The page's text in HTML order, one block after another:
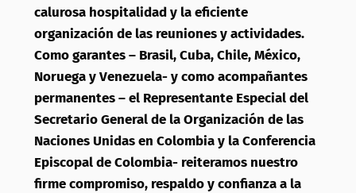
calurosa hospitalidad y la eficiente
organización de las reuniones y actividades.
Como garantes – Brasil, Cuba, Chile, México,
Noruega y Venezuela- y como acompañantes
permanentes – el Representante Especial del
Secretario General de la Organización de las
Naciones Unidas en Colombia y la Conferencia
Episcopal de Colombia- reiteramos nuestro
firme compromiso, respaldo y confianza a la